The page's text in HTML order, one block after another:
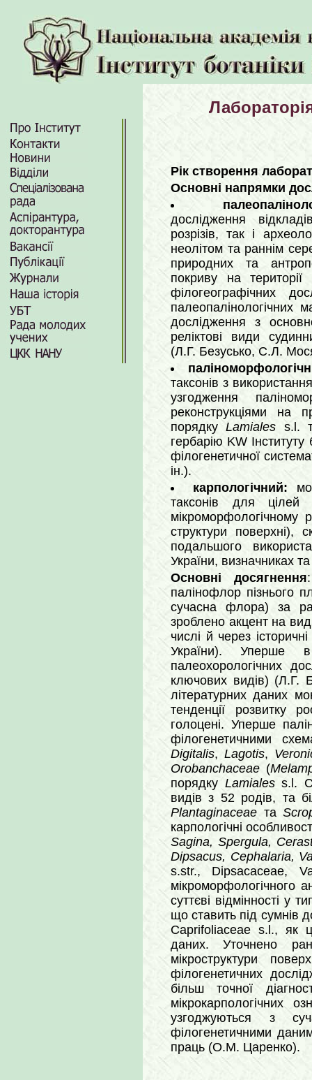
Рік створення
Основні напрямки
дослідження
розрізів, так і
неолітом та раннім
природних та
покриву на
філогеографічних
палеопалінологічних
дослідження з
реліктові види
(Л.Г. Безусько, С.Л.
таксонів з
узгодження
реконструкціями на
порядкуLamiales s.l.
гербарію KW
філогенетичної
ін.).
карпологічний:
таксонів для цілей
мікроморфологічному
структури поверхні),
подальшого
України, визначниках
Основні досягнення
палінофлор пізнього
сучасна флора) за
зроблено акцент на
числі й через
України). Уперше
палеохорологічних
ключових видів) (Л.Г.
літературних даних
тенденції розвитку
голоцені. Уперше
філогенетичними
Digitalis, Lagotis,
Orobanchaceae (
порядку Lamialess.l.
видів з 52 родів, та
Plantaginaceae та
карпологічні
Sagina, Spergula,
Dipsacus, Cephalaria,
s.str., Dipsacaceae,
мікроморфологічного
суттєві відмінності у
що ставить під сумнів
Caprifoliaceae s.l., як
даних. Уточнено
мікроструктури
філогенетичних
більш точної
мікрокарпологічних
узгоджуються з
філогенетичними
праць (О.М. Царенко).